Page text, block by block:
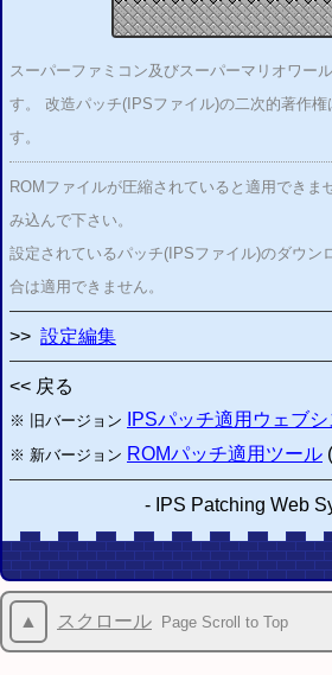
スーパーファミコン及びスーパーマリオワー
す。 改造パッチ(IPSファイル)の二次的著作権
す。
ROMファイルが圧縮されていると適用できま
み込んで下さい。
設定されているパッチ(IPSファイル)のダウン
合は適用できません。
>> 設定編集
<< 戻る
※ 旧バージョン IPSパッチ適用ウェブ
※ 新バージョン ROMパッチ適用ツール (
- IPS Patching Web
▲ スクロール Page Scroll to Top